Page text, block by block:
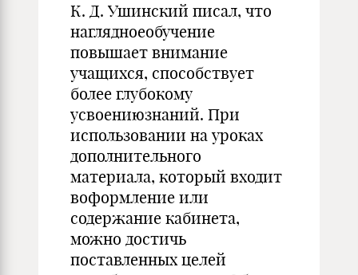
К. Д. Ушинский писал, что
наглядноеобучение
повышает внимание
учащихся, способствует
более глубокому
усвоениюзнаний. При
использовании на уроках
дополнительного
материала, который входит
воформление или
содержание кабинета,
можно достичь
поставленных целей